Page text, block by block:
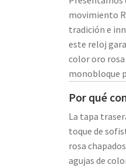
movimiento
tradición e
este reloj
color oro
monobloque
Por qué
La tapa
toque de
rosa
agujas de